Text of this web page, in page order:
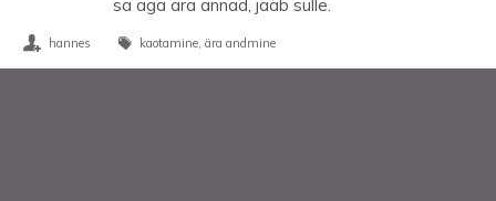
sa aga ära annad, jääb sulle.
hannes kaotamine ära andmine